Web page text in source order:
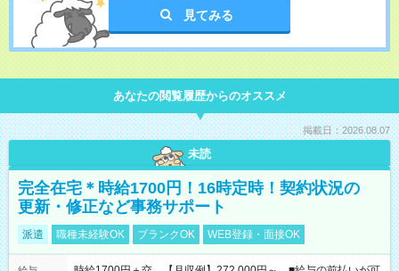
見てみる
あなたの閲覧履歴からのオススメ
掲載日：2026.08.07
未読
完全在宅＊時給1700円！16時定時！契約状況の
更新・修正など事務サポート
派遣 職種未経験OK ブランクOK WEB登録・面接OK